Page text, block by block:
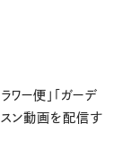
ワー便」「ガーデ
ン動画を配信す